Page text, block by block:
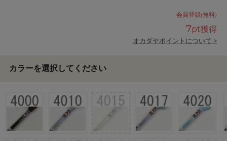
会員登録(無料)
7pt獲得
オカダヤポイントについて >
カラーを選択してください